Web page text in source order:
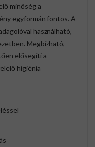
minőség a
egyformán fontos. A
használható,
Megbízható,
elősegíti a
higiénia